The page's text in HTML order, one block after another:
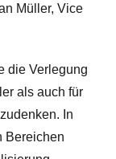
Müller, Vice
die Verlegung
als auch für
In
Bereichen